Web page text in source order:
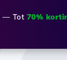
— Tot 70%